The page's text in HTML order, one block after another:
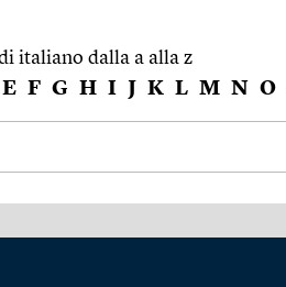
italiano dalla a alla z
E F G H I J K L M N O